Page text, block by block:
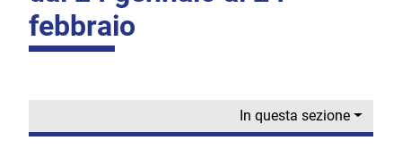
febbraio
In questa sezione